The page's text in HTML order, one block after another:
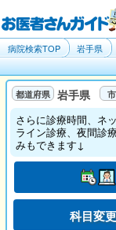
病院検索TOP 岩手県
岩手県
さらに診療時間、ネ
ライン診療、夜間診
みもできます↓
科目変更